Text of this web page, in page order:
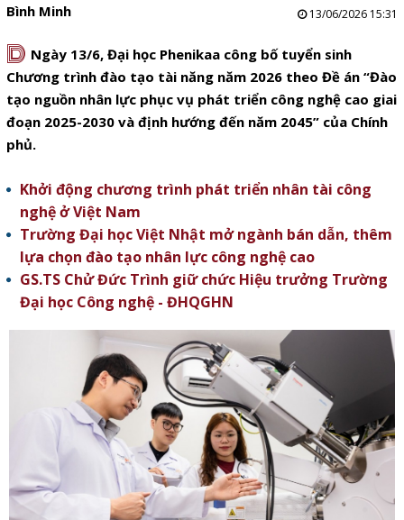
Bình Minh 13/06/2026 15:31
D Ngày 13/6, Đại học Phenikaa công bố tuyển sinh
Chương trình đào tạo tài năng năm 2026 theo Đề án “Đào
tạo nguồn nhân lực phục vụ phát triển công nghệ cao giai
đoạn 2025-2030 và định hướng đến năm 2045” của Chính
phủ.
Khởi động chương trình phát triển nhân tài công
nghệ ở Việt Nam
Trường Đại học Việt Nhật mở ngành bán dẫn, thêm
lựa chọn đào tạo nhân lực công nghệ cao
GS.TS Chử Đức Trình giữ chức Hiệu trưởng Trường
Đại học Công nghệ - ĐHQGHN